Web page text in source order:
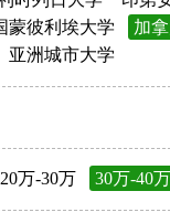
蒙彼利埃大学 加
亚洲城市大学
20万-30万 30万-40万